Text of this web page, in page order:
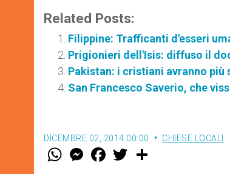
Related Posts:
Filippine: Trafficanti d'esseri
Prigionieri dell'Isis: diffuso il
Pakistan: i cristiani avranno più
San Francesco Saverio, che
DICEMBRE 02, 2014 00:00 CHIESE LOCALI
W M
e
F
a w